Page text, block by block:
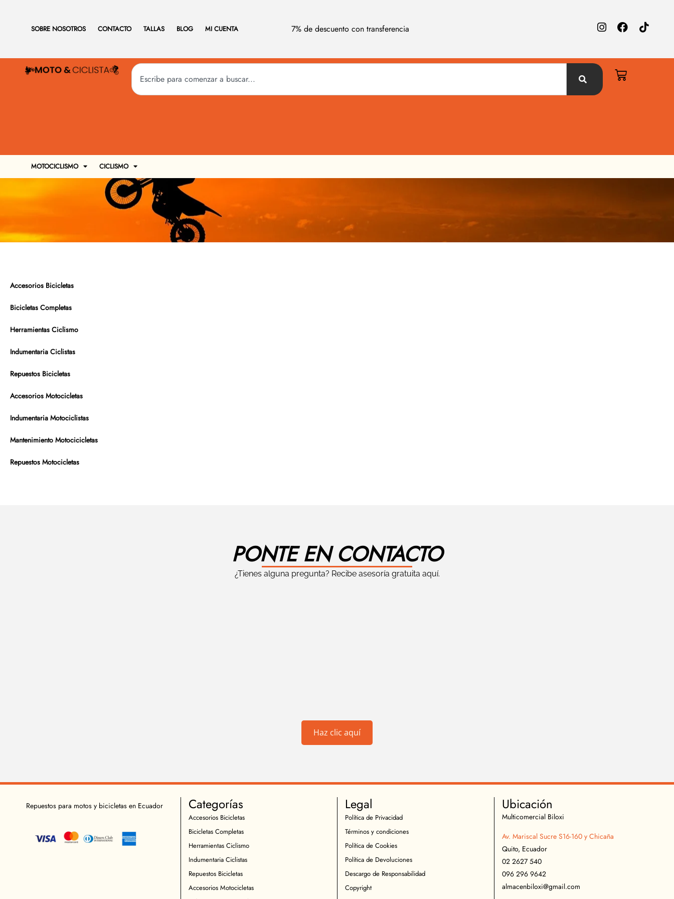
SOBRE NOSOTROS CONTACTO TALLAS BLOG MI CUENTA 7% de descuento con transferencia
MOTOCICLISMO CICLISMO
Accesorios Bicicletas
Bicicletas Completas
Herramientas Ciclismo
Indumentaria Ciclistas
Repuestos Bicicletas
Accesorios Motocicletas
Indumentaria Motociclistas
Mantenimiento Motocicicletas
Repuestos Motocicletas
PONTE EN CONTACTO
¿Tienes alguna pregunta? Recibe asesoría gratuita aquí.
Haz clic aquí
Repuestos para motos y bicicletas en Ecuador Categorías
Accesorios Bicicletas
Bicicletas Completas
Herramientas Ciclismo
Indumentaria Ciclistas
Repuestos Bicicletas
Accesorios Motocicletas
Legal
Política de Privacidad
Términos y condiciones
Política de Cookies
Política de Devoluciones
Descargo de Responsabilidad
Copyright
Ubicación
Multicomercial Biloxi
Av. Mariscal Sucre S16-160 y Chicaña
Quito, Ecuador
02 2627 540
096 296 9642
almacenbiloxi@gmail.com